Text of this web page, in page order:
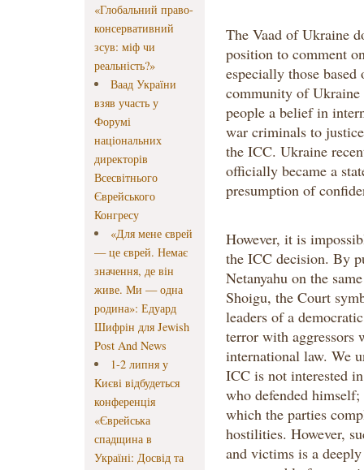
«Глобальний право-
консервативний
зсув: міф чи
реальність?»
Ваад України
взяв участь у
Форумі
національних
директорів
Всесвітнього
Єврейського
Конгресу
«Для мене єврей
— це єврей. Немає
значення, де він
живе. Ми — одна
родина»: Едуард
Шифрін для Jewish
Post And News
1-2 липня у
Києві відбудеться
конференція
«Єврейська
спадщина в
Україні: Досвід та
The Vaad of Ukraine
position to comment
especially those
community of
people a belief in
war criminals to
the ICC. Ukraine
officially became a
presumption of
However, it is
the ICC decision. By
Netanyahu on the
Shoigu, the Court
leaders of a
terror with aggressors
international law. We
ICC is not interested
who defended
which the parties
hostilities. However,
and victims is a